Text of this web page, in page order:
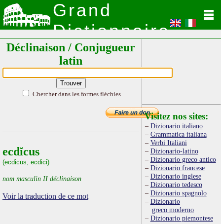
Grand
Dictionnaire
Latin
Déclinaison / Conjugueur
latin
Chercher dans les formes fléchies
ecdĭcus
(ecdicus, ecdici)
nom masculin II déclinaison
Voir la traduction de ce mot
Visitez nos sites:
Dizionario italiano
Grammatica italiana
Verbi Italiani
Dizionario-latino
Dizionario greco antico
Dizionario francese
Dizionario inglese
Dizionario tedesco
Dizionario spagnolo
Dizionario
greco moderno
Dizionario piemontese